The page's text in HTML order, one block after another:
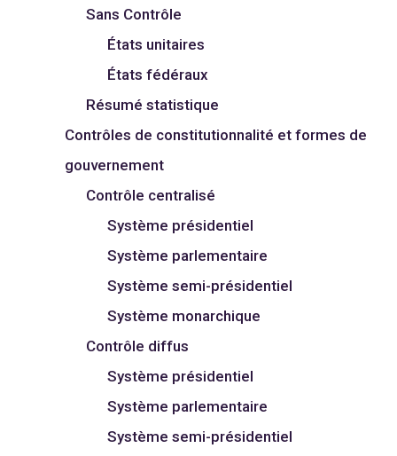
Sans Contrôle
États unitaires
États fédéraux
Résumé statistique
Contrôles de constitutionnalité et formes de
gouvernement
Contrôle centralisé
Système présidentiel
Système parlementaire
Système semi-présidentiel
Système monarchique
Contrôle diffus
Système présidentiel
Système parlementaire
Système semi-présidentiel